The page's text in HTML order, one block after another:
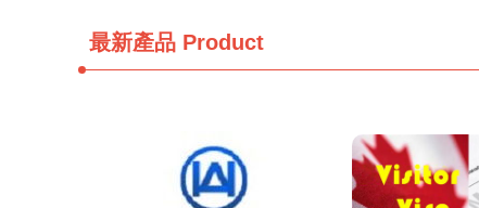
最新產品 Product